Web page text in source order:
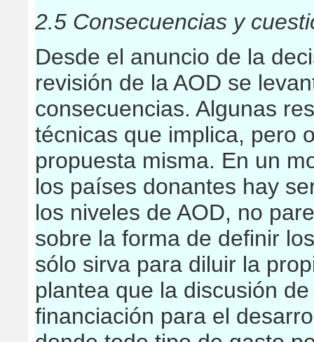
2.5 Consecuencias y
Desde el anuncio de la
revisión de la AOD se
consecuencias. Algunas
técnicas que implica, pero
propuesta misma. En un
los países donantes hay
los niveles de AOD, no
sobre la forma de definir
sólo sirva para diluir la
plantea que la discusión
financiación para el